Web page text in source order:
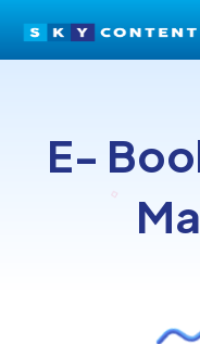
naar
E-